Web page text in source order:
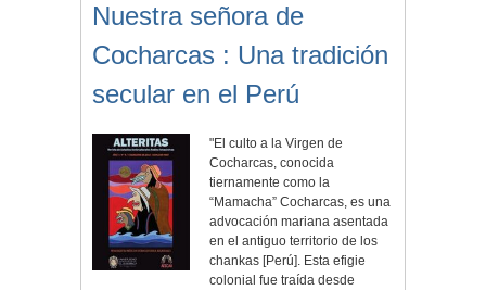
Nuestra señora de
Cocharcas : Una tradición
secular en el Perú
"El culto a la Virgen de
Cocharcas, conocida
tiernamente como la
“Mamacha” Cocharcas, es una
advocación mariana asentada
en el antiguo territorio de los
chankas [Perú]. Esta efigie
colonial fue traída desde